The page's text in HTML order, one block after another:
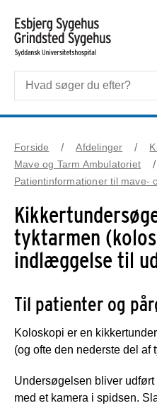
Forside Afdelinger
Mave og Tarm Ambulatoriet
Patientinformationer til mave-
tyktarmen
indlæggelse til
Til patienter og
Koloskopi er en
(og ofte den nederste del af
Undersøgelsen bliver
med et kamera i spidsen.